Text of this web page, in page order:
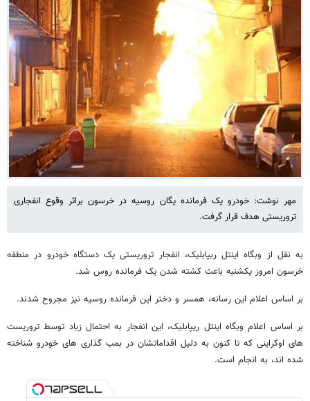
مهر نوشت: خودرو یک فرمانده یگان روسیه در خرسون براثر وقوع انفجاری
تروریستی هدف قرار گرفت.
به نقل از وبگاه اینتل ریپابلیک، انفجار تروریستی یک دستگاه خودرو در منطقه
خرسون امروز یکشنبه باعث کشته شدن یک فرمانده روس شد.
بر اساس اعلام این رسانه، همسر و دختر این فرمانده روسیه نیز مجروح شدند.
بر اساس اعلام وبگاه اینتل ریپابلیک، این انفجار به احتمال زیاد توسط تروریست‌
های اوکراینی که تا کنون به دلیل اقداماتشان در بمب‌ گذاری‌ های خودرو شناخته
شده اند، به انجام است.